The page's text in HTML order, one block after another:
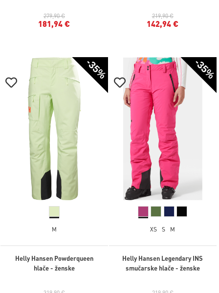
279,90 €
181,94 €
219,90 €
142,94 €
-35%
M
Helly Hansen Powderqueen
hlače - ženske
-35%
XS S M
Helly Hansen Legendary INS
smučarske hlače - ženske